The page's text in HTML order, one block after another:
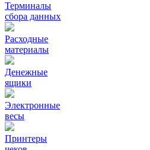
Терминалы
сбора данных
Расходные
материалы
Денежные
ящики
Электронные
весы
Принтеры